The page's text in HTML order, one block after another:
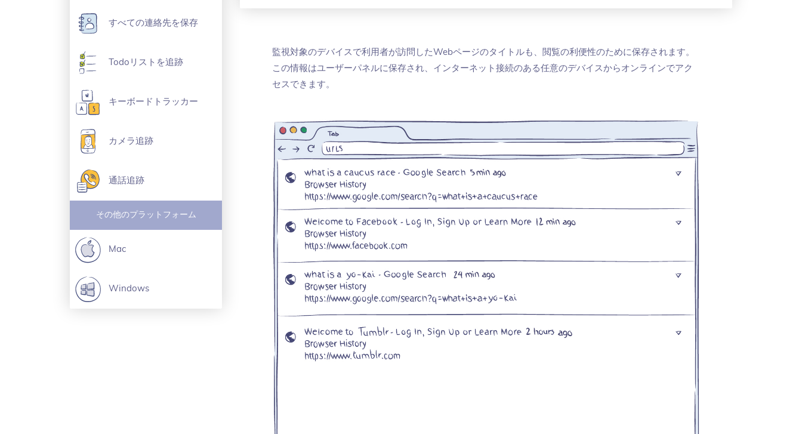
すべての連絡先を保存
Todoリストを追跡
キーボードトラッカー
カメラ追跡
通話追跡
その他のプラットフォーム
Mac
Windows
監視対象のデバイスで利用者が訪問したWebページのタイトルも、閲覧の利便性のために保存されます。
この情報はユーザーパネルに保存され、インターネット接続のある任意のデバイスからオンラインでアク
セスできます。